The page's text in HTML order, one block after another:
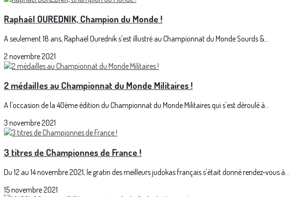
Raphaël OUREDNIK, Champion du Monde !
A seulement 18 ans, Raphaël Ourednik s'est illustré au Championnat du Monde Sourds &...
2 novembre 2021
2 médailles au Championnat du Monde Militaires !
A l'occasion de la 40ème édition du Championnat du Monde Militaires qui s'est déroulé à...
3 novembre 2021
3 titres de Championnes de France !
Du 12 au 14 novembre 2021, le gratin des meilleurs judokas français s'était donné rendez-vous à...
15 novembre 2021